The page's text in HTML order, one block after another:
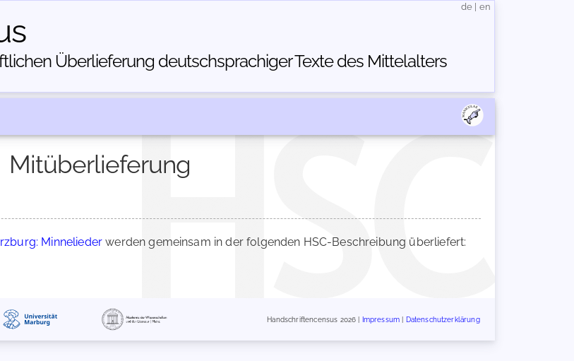
Über­lieferung deutschsprachiger Texte des Mittelalters
de en
Mitüberlieferung
Minnelieder werden gemeinsam in der folgenden HSC-Beschreibung überliefert:
Handschriftencensus 2026 | Impressum Datenschutzerklärung